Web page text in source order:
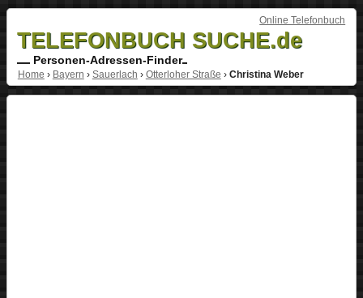
Online Telefonbuch
TELEFONBUCH SUCHE.de
Personen-Adressen-Finder
Home › Bayern › Sauerlach › Otterloher Straße › Christina Weber